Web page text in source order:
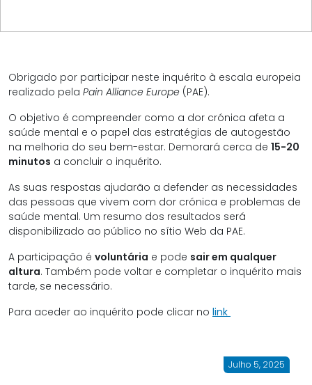
Obrigado por participar neste inquérito à escala europeia
realizado pela Pain Alliance Europe (PAE).
O objetivo é compreender como a dor crónica afeta a
saúde mental e o papel das estratégias de autogestão
na melhoria do seu bem-estar. Demorará cerca de 15-20
minutos a concluir o inquérito.
As suas respostas ajudarão a defender as necessidades
das pessoas que vivem com dor crónica e problemas de
saúde mental. Um resumo dos resultados será
disponibilizado ao público no sítio Web da PAE.
A participação é voluntária e pode sair em qualquer
altura. Também pode voltar e completar o inquérito mais
tarde, se necessário.
Para aceder ao inquérito pode clicar no link
Julho 5, 2025